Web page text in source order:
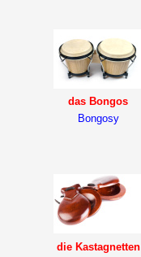
das Bongos
Bongosy
die Kastagnetten